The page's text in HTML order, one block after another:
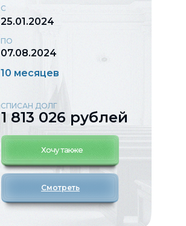
С
25.01.2024
07.08.2024
ПО
10 месяцев
1 813 026 рублей
СПИСАН ДОЛГ
Хочу также
Смотреть